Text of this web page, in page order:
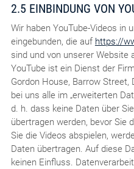
2.5 EINBINDUNG VON
Wir haben YouTube-Videos in
eingebunden, die auf https://
sind und von unserer Website
YouTube ist ein Dienst der
Gordon House, Barrow Street,
bei uns alle im „erweiterten
d. h. dass keine Daten über
übertragen werden, bevor Sie
Sie die Videos abspielen,
Daten übertragen. Auf diese
keinen Einfluss.